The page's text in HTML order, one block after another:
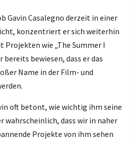
Gavin Casalegno derzeit in einer
konzentriert er sich weiterhin
Projekten wie „The Summer I
bewiesen, dass er das
Name in der Film- und
oft betont, wie wichtig ihm seine
wahrscheinlich, dass wir in naher
Projekte von ihm sehen